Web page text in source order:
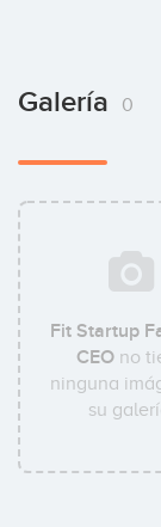
Galería 0
Fit Startup
CEOno
ninguna
su